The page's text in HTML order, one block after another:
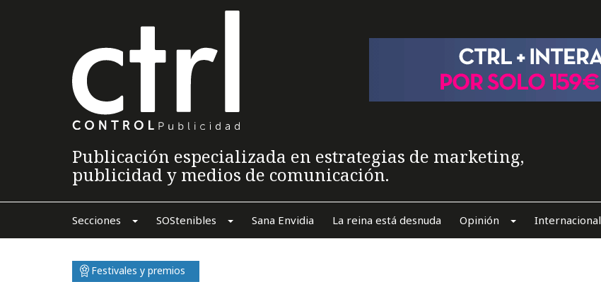
Publicación especializada en estrategias de marketing,
publicidad y medios de comunicación.
Secciones SOStenibles Sana Envidia La reina está desnuda Opinión Internacional
Festivales y premios